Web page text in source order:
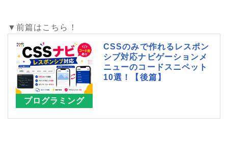
▼前篇はこちら！
プログラミング
CSSのみで作れるレスポン
シブ対応ナビゲーションメ
ニューのコードスニペット
10選！【後篇】